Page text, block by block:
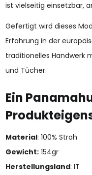
ist vielseitig einsetzbar,
Gefertigt wird dieses
Erfahrung in der
traditionelles Handwerk
und Tücher.
Ein
Material: 100% Stroh
Gewicht: 154gr
Herstellungsland: IT